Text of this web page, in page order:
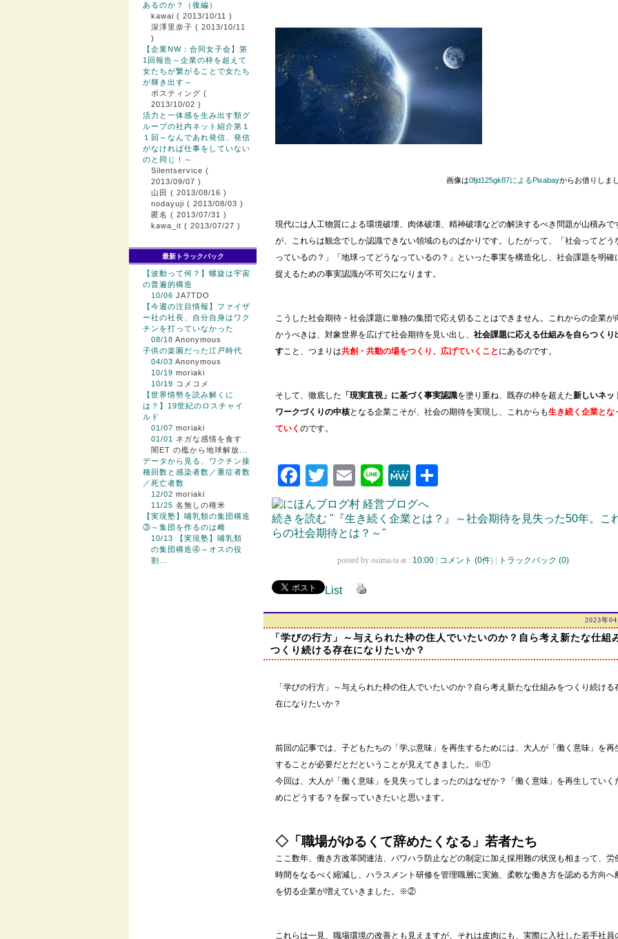
あるのか？（後編）
kawai ( 2013/10/11 )
深澤里奈子 ( 2013/10/11
)
【企業NW：合同女子会】第
1回報告～企業の枠を超えて
女たちが繋がることで女たち
が輝き出す～
ポスティング (
2013/10/02 )
活力と一体感を生み出す類グ
ループの社内ネット紹介第１
１回～なんであれ発信、発信
がなければ仕事をしていない
のと同じ！～
Silentservice (
2013/09/07 )
山田 ( 2013/08/16 )
nodayuji ( 2013/08/03 )
匿名 ( 2013/07/31 )
kawa_it ( 2013/07/27 )
最新トラックバック
【波動って何？】螺旋は宇宙
の普遍的構造
10/06 JA7TDO
【今週の注目情報】ファイザ
ー社の社長、自分自身はワク
チンを打っていなかった
08/18 Anonymous
子供の楽園だった江戸時代
04/03 Anonymous
10/19 moriaki
10/19 コメコメ
【世界情勢を読み解くに
は？】19世紀のロスチャイ
ルド
01/07 moriaki
01/01
ネガな感情を食す
闇ET の檻から地球解放...
データから見る、ワクチン接
種回数と感染者数／重症者数
／死亡者数
12/02 moriaki
11/25 名無しの権米
【実現塾】哺乳類の集団構造
③～集団を作るのは雌
10/13
【実現塾】哺乳類
の集団構造④～オスの役
割...
画像は0fjd125gk87によるPixabayからお借りしま
現代には人工物質による環境破壊、肉体破壊、精神破壊などの解決するべき問題が山積みで
が、これらは観念でしか認識できない領域のものばかりです。したがって、「社会ってどう
っているの？」「地球ってどうなっているの？」といった事実を構造化し、社会課題を明確
捉えるための事実認識が不可欠になります。
こうした社会期待・社会課題に単独の集団で応え切ることはできません。これからの企業が
かうべきは、対象世界を広げて社会期待を見い出し、 社会課題に応える仕組みを自らつくり
すこと、つまりは共創・共動の場をつくり、広げていくこと にあるのです。
そして、徹底した 「現実直視」に基づく事実認識を塗り重ね、 既存の枠を超えた新しいネッ
ワークづくりの中核となる企業こそが、社会の期待を実現し、これからも生き続く企業とな
ていく のです。
Facebook
Twitter
EmailLineMeWe
続きを読む "『生き続く企業とは？』～社会期待を見失った50年。こ
らの社会期待とは？～"
posted by osima-ta at : 10:00 コメント (0件) | トラックバック (0)
List
2023年04
「学びの行方」～与えられた枠の住人でいたいのか？自ら考え新たな仕組
つくり続ける存在になりたいか？
「学びの行方」～与えられた枠の住人でいたいのか？自ら考え新たな仕組みをつくり続ける
在になりたいか？
前回の記事では、子どもたちの「学ぶ意味」を再生するためには、大人が「働く意味」を再
することが必要だとだということが見えてきました。※①
今回は、大人が「働く意味」を見失ってしまったのはなぜか？「働く意味」を再生していく
めにどうする？を探っていきたいと思います。
◇「職場がゆるくて辞めたくなる」若者たち
ここ数年、働き方改革関連法、パワハラ防止などの制定に加え採用難の状況も相まって、労
時間をなるべく縮減し、ハラスメント研修を管理職層に実施、柔軟な働き方を認める方向へ
を切る企業が増えていきました。※②
これらは一見、職場環境の改善とも見えますが、それは皮肉にも、実際に入社した若手社員